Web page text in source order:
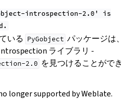
introspection-2.0'
is
いる PyGobject パッケージは、
ライブラリ -
2.0 を見つけることができ
longer supported by Weblate.